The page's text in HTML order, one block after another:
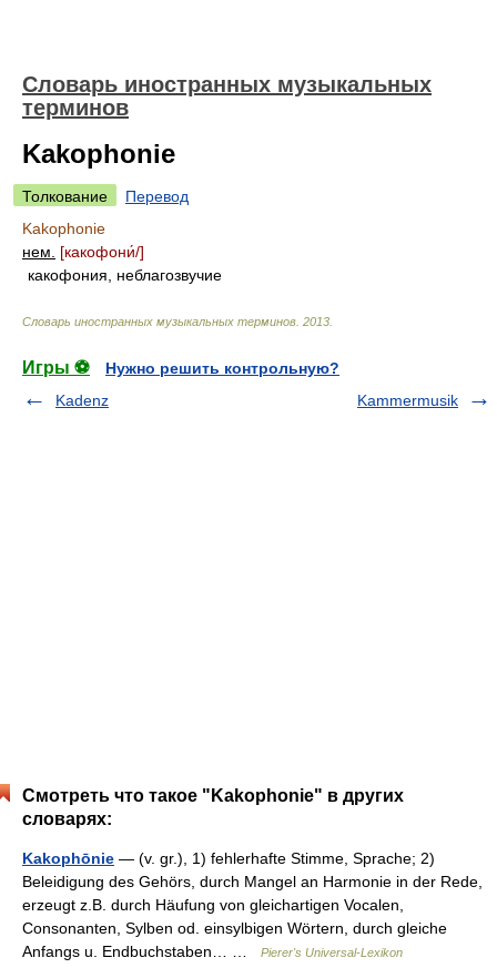
Словарь иностранных музыкальных
терминов
Kakophonie
Толкование
Перевод
Kakophonie
нем.
[какофони́/]
какофония, неблагозвучие
Словарь иностранных музыкальных терминов 2013
Игры ⚽
Нужно решить контрольную?
Kadenz
Kammermusik
Смотреть что такое "Kakophonie" в других
словарях:
Kakophōnie — (v. gr.), 1) fehlerhafte Stimme, Sprache; 2)
Beleidigung des Gehörs, durch Mangel an Harmonie in der Rede,
erzeugt z.B. durch Häufung von gleichartigen Vocalen,
Consonanten, Sylben od. einsylbigen Wörtern, durch gleiche
Anfangs u. Endbuchstaben… …
Pierer's Universal-Lexikon